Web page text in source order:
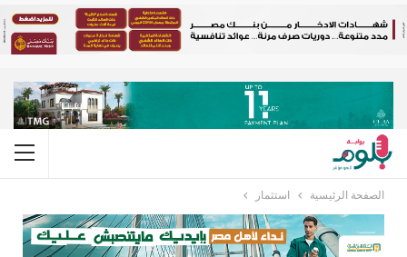
الصفحة الرئيسية استثمار